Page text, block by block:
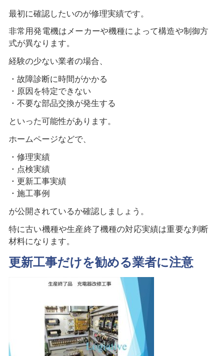
最初に確認したいのが修理実績です。
非常用発電機はメーカーや機種によって構造や制御方
式が異なります。
経験の少ない業者の場合、
・故障診断に時間がかかる
・原因を特定できない
・不要な部品交換が発生する
といった可能性があります。
ホームページなどで、
・修理実績
・点検実績
・更新工事実績
・施工事例
が公開されているか確認しましょう。
特に古い機種や生産終了機種の対応実績は重要な判断
材料になります。
更新工事だけを勧める業者に注意